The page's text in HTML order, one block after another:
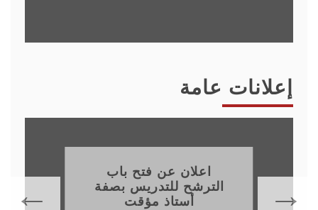
إعلانات عامة
اعلان عن فتح باب
الترشح للتدريس بصفة
أستاذ مؤقت